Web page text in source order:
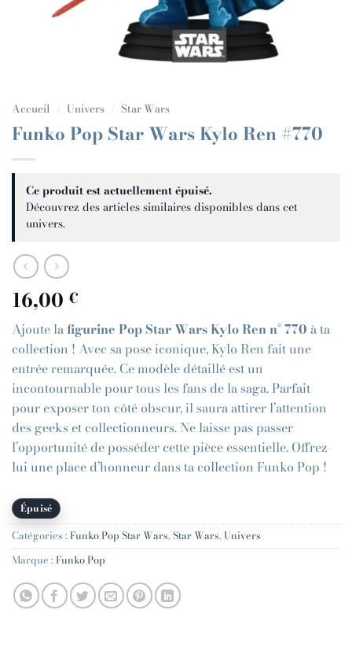
Accueil Univers Star Wars
Funko Pop Star Wars Kylo Ren #770
Ce produit est actuellement épuisé.
Découvrez des articles similaires disponibles dans cet
univers.
16,00 €
Ajoute lafigurine Pop Star Wars Kylo Ren n° 770 à ta
collection ! Avec sa pose iconique, Kylo Ren fait une
entrée remarquée. Ce modèle détaillé est un
incontournable pour tous les fans de la saga. Parfait
pour exposer ton côté obscur, il saura attirer l’attention
des geeks et collectionneurs. Ne laisse pas passer
l’opportunité de posséder cette pièce essentielle. Offrez-
lui une place d’honneur dans ta collection Funko Pop !
Épuisé
Catégories : Funko Pop Star Wars,Star Wars,Univers
Marque : Funko Pop